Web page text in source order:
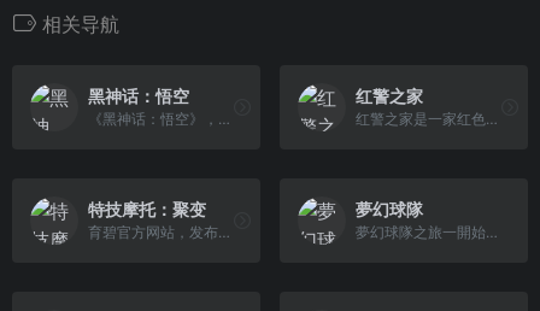
相关导航
黑神话：悟空
《黑神话：悟空》，一款由游戏科学开发的西游题材单机·动作·角色扮演游戏。
红警之家
红警之家是一家红色警戒游戏网站,主要提供红警游戏电脑版下载；包括红警1、红警2、红警3以及各种红色警戒单机MOD（尤里复仇和ghg之辉等版本），红警之家的红警游戏所有版本完美适配win7、win10和win11系统，赶快来下载红警单机版体验吧！
特技摩托：聚变
育碧官方网站，发布育碧最新游戏新品动态，包括经典单机游戏的发行，次世代的电视游戏大作，战争策略网页游戏公测，3D游戏,触屏游戏，最新游戏试玩等 。其中优秀的作品有《雷曼》(Rayman)、《刺客信条》(Assassin&#x27;s Creed)、《波斯王子》(Prince of Persia)、《细胞分裂》（Tom Clancy&#x27;s Splinter Cell）、《彩虹六号： 围攻》（Rainbow6 siege）等。
夢幻球隊
夢幻球隊之旅一開始，玩家會有一隊由原創球員組成的球隊。這班球員能力一般，所以最好簽入一些新球員。要簽下球員，就必須前往[簽約]。建議查看「標準球員清單」，可在那裡用歡迎獎勵簽下球員 。